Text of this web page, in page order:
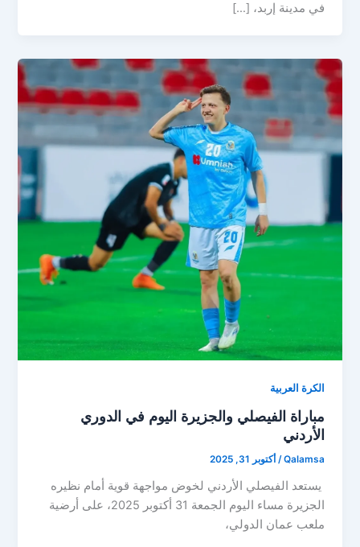
في مدينة إربد، […]
الكرة العربية
مباراة الفيصلي والجزيرة اليوم في الدوري
الأردني
Qalamsa
/أكتوبر 31, 2025
يستعد الفيصلي الأردني لخوض مواجهة قوية أمام نظيره
الجزيرة مساء اليوم الجمعة 31 أكتوبر 2025، على أرضية
ملعب عمان الدولي،